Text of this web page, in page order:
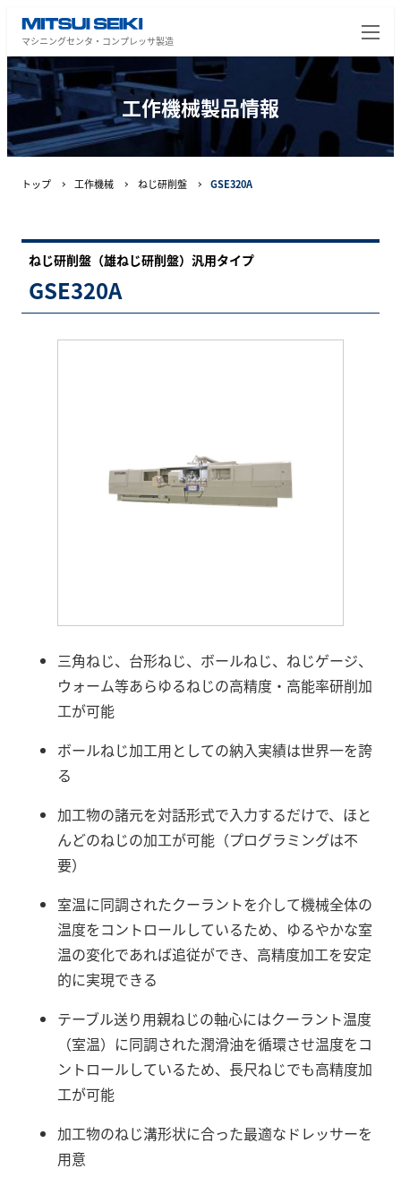
マシニングセンタ・コンプレッサ製造
工作機械製品情報
トップ 工作機械 ねじ研削盤 GSE320A
ねじ研削盤（雄ねじ研削盤）汎用タイプ
GSE320A
三角ねじ、台形ねじ、ボールねじ、ねじゲージ、
ウォーム等あらゆるねじの高精度・高能率研削加
工が可能
ボールねじ加工用としての納入実績は世界一を誇
る
加工物の諸元を対話形式で入力するだけで、ほと
んどのねじの加工が可能（プログラミングは不
要）
室温に同調されたクーラントを介して機械全体の
温度をコントロールしているため、ゆるやかな室
温の変化であれば追従ができ、高精度加工を安定
的に実現できる
テーブル送り用親ねじの軸心にはクーラント温度
（室温）に同調された潤滑油を循環させ温度をコ
ントロールしているため、長尺ねじでも高精度加
工が可能
加工物のねじ溝形状に合った最適なドレッサーを
用意